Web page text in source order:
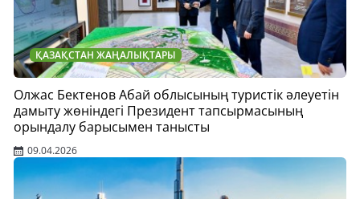
ҚАЗАҚСТАН ЖАҢАЛЫҚТАРЫ
Олжас Бектенов Абай облысының туристік әлеуетін
дамыту жөніндегі Президент тапсырмасының
орындалу барысымен танысты
09.04.2026